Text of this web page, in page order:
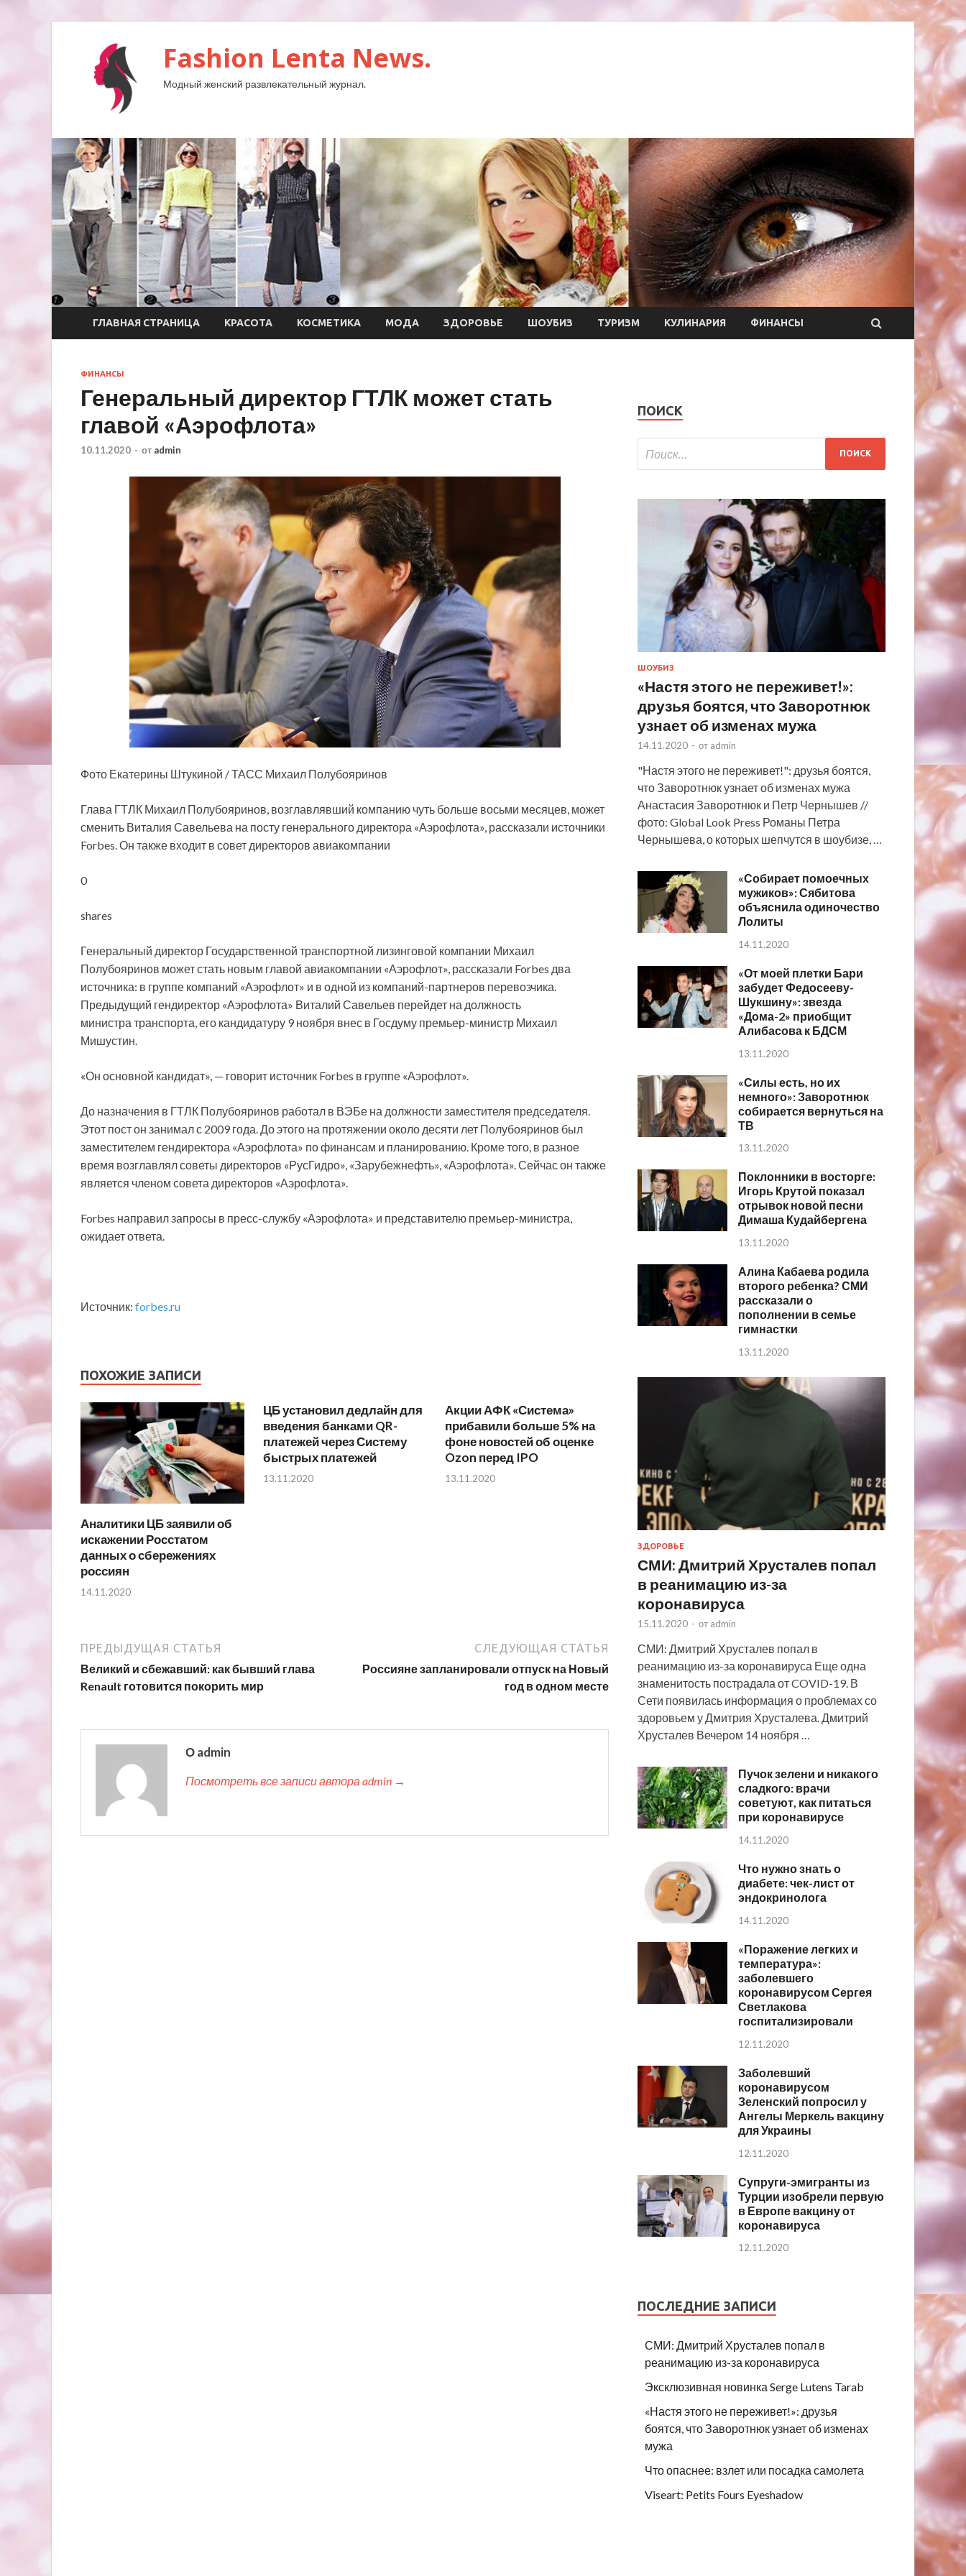
Fashion Lenta News.
Модный женский развлекательный журнал.
ГЛАВНАЯ СТРАНИЦА КРАСОТА КОСМЕТИКА МОДА ЗДОРОВЬЕ ШОУБИЗ ТУРИЗМ КУЛИНАРИЯ ФИНАНСЫ
ФИНАНСЫ
Генеральный директор ГТЛК может стать
главой «Аэрофлота»
10.11.2020 - от admin
Фото Екатерины Штукиной / ТАСС Михаил Полубояринов
Глава ГТЛК Михаил Полубояринов, возглавлявший компанию чуть больше восьми месяцев, может
сменить Виталия Савельева на посту генерального директора «Аэрофлота», рассказали источники
Forbes. Он также входит в совет директоров авиакомпании
0
shares
Генеральный директор Государственной транспортной лизинговой компании Михаил
Полубояринов может стать новым главой авиакомпании «Аэрофлот», рассказали Forbes два
источника: в группе компаний «Аэрофлот» и в одной из компаний-партнеров перевозчика.
Предыдущий гендиректор «Аэрофлота» Виталий Савельев перейдет на должность
министра транспорта, его кандидатуру 9 ноября внес в Госдуму премьер-министр Михаил
Мишустин.
«Он основной кандидат», — говорит источник Forbes в группе «Аэрофлот».
До назначения в ГТЛК Полубояринов работал в ВЭБе на должности заместителя председателя.
Этот пост он занимал с 2009 года. До этого на протяжении около десяти лет Полубояринов был
заместителем гендиректора «Аэрофлота» по финансам и планированию. Кроме того, в разное
время возглавлял советы директоров «РусГидро», «Зарубежнефть», «Аэрофлота». Сейчас он также
является членом совета директоров «Аэрофлота».
Forbes направил запросы в пресс-службу «Аэрофлота» и представителю премьер-министра,
ожидает ответа.
Источник: forbes.ru
ПОХОЖИЕ ЗАПИСИ
Аналитики ЦБ заявили об
искажении Росстатом
данных о сбережениях
россиян
14.11.2020
ЦБ установил дедлайн для
введения банками QR-
платежей через Систему
быстрых платежей
13.11.2020
Акции АФК «Система»
прибавили больше 5% на
фоне новостей об оценке
Ozon перед IPO
13.11.2020
ПРЕДЫДУЩАЯ СТАТЬЯ
Великий и сбежавший: как бывший глава
Renault готовится покорить мир
СЛЕДУЮЩАЯ СТАТЬЯ
Россияне запланировали отпуск на Новый
год в одном месте
О admin
Посмотреть все записи автора admin →
ПОИСК
ШОУБИЗ
«Настя этого не переживет!»:
друзья боятся, что Заворотнюк
узнает об изменах мужа
14.11.2020 - от admin
"Настя этого не переживет!": друзья боятся,
что Заворотнюк узнает об изменах мужа
Анастасия Заворотнюк и Петр Чернышев //
фото: Global Look Press Романы Петра
Чернышева, о которых шепчутся в шоубизе, …
«Собирает помоечных
мужиков»: Сябитова
объяснила одиночество
Лолиты
14.11.2020
«От моей плетки Бари
забудет Федосееву-
Шукшину»: звезда
«Дома-2» приобщит
Алибасова к БДСМ
13.11.2020
«Силы есть, но их
немного»: Заворотнюк
собирается вернуться на
ТВ
13.11.2020
Поклонники в восторге:
Игорь Крутой показал
отрывок новой песни
Димаша Кудайбергена
13.11.2020
Алина Кабаева родила
второго ребенка? СМИ
рассказали о
пополнении в семье
гимнастки
13.11.2020
ЗДОРОВЬЕ
СМИ: Дмитрий Хрусталев попал
в реанимацию из-за
коронавируса
15.11.2020 - от admin
СМИ: Дмитрий Хрусталев попал в
реанимацию из-за коронавируса Еще одна
знаменитость пострадала от COVID-19. В
Сети появилась информация о проблемах со
здоровьем у Дмитрия Хрусталева. Дмитрий
Хрусталев Вечером 14 ноября …
Пучок зелени и никакого
сладкого: врачи
советуют, как питаться
при коронавирусе
14.11.2020
Что нужно знать о
диабете: чек-лист от
эндокринолога
14.11.2020
«Поражение легких и
температура»:
заболевшего
коронавирусом Сергея
Светлакова
госпитализировали
12.11.2020
Заболевший
коронавирусом
Зеленский попросил у
Ангелы Меркель вакцину
для Украины
12.11.2020
Супруги-эмигранты из
Турции изобрели первую
в Европе вакцину от
коронавируса
12.11.2020
ПОСЛЕДНИЕ ЗАПИСИ
СМИ: Дмитрий Хрусталев попал в
реанимацию из-за коронавируса
Эксклюзивная новинка Serge Lutens Tarab
«Настя этого не переживет!»: друзья
боятся, что Заворотнюк узнает об изменах
мужа
Что опаснее: взлет или посадка самолета
Viseart: Petits Fours Eyeshadow